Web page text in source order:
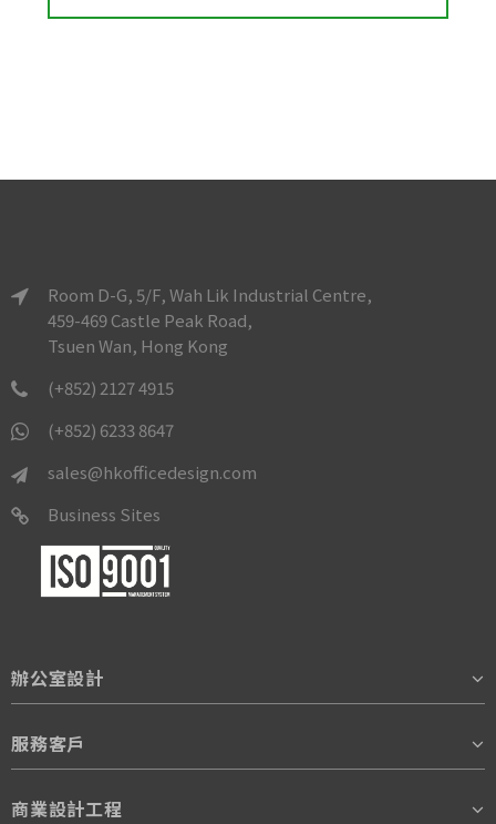
Room D-G, 5/F, Wah Lik Industrial Centre,
459-469 Castle Peak Road,
Tsuen Wan, Hong Kong
(+852) 2127 4915
(+852) 6233 8647
sales@hkofficedesign.com
Business Sites
辦公室設計
服務客戶
商業設計工程